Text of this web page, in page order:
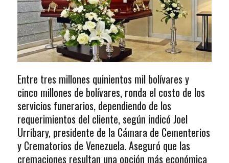
Entre tres millones quinientos mil bolívares y
cinco millones de bolívares, ronda el costo de los
servicios funerarios, dependiendo de los
requerimientos del cliente, según indicó Joel
Urribary, presidente de la Cámara de Cementerios
y Crematorios de Venezuela. Aseguró que las
cremaciones resultan una opción más económica